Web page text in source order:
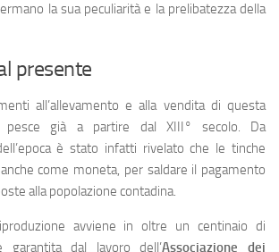
la sua peculiarità e la prelibatezza della
presente
all’allevamento e alla vendita di questa
già a partire dal XIII° secolo. Da
è stato infatti rivelato che le tinche
come moneta, per saldare il pagamento
alla popolazione contadina.
avviene in oltre un centinaio di
garantita dal lavoro dell’Associazione dei